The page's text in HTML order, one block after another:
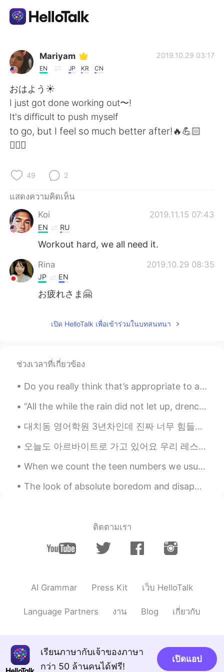
แอปแลกเปลี่ยนทางภาษา
AI Grammar Checker
ไทย
繁體中文
العربية
Deutsch
Русский
Indonesia
Português
Mariyam
EN JP KR CN
2019.10.29 03:17
おはよう☀
I just got done working out〜!
It's difficult to push myself
to go, but I feel so much better after!🔥💪🏻
🏋🏻‍♀️
49 2
แสดงความคิดเห็น
Koi
2019.11.15 07:43
EN RU
Workout hard, we all need it.
Rina 2019.10.29 08:35
JP EN
お疲れさま🤗
เปิด HelloTalk เพื่อเข้าร่วมในบทสนทนา
ช่วงเวลาที่เกี่ยวข้อง
Do you really think that’s appropriate to ask ? Stop this bullshit guys ... next time I’ll start...
“All the while the rain did not let up, drenching the world in a cold chill.” ~Haruki Murakami, “...
대치동 영어학원 3년차인데 진짜 너무 힘들어 죽겠어... 원장이랑 맨날 싸워 나 이미 월금에 10시간 수업하고 화수목에 7시간 수업하고 토요일 수업까지 다 하는데 수업 더...
오늘도 아르바이트로 가고 있어요 우리 레스토랑에서 알바를 끝나면 맨날 술 먹고요. 너무 좋다 ㅋㅋ 3rd: Heineken draft beer 4th: orange juic...
When we count the teen numbers we usually accent the first syllable: THIRteen, FOURteen, FIFteen,...
The look of absolute boredom and disappointment when you spend 20 minutes setting up for a proced...
ติดตามเรา
AI Grammar Press Kit เว็บ HelloTalk
Language Partners งาน Blog เกี่ยวกับ
เรียนภาษากับเจ้าของภาษา
กว่า 50 ล้านคนได้ฟรี!
เปิดแอป